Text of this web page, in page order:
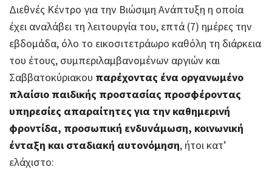
Διεθνές Κέντρο για την Βιώσιμη Ανάπτυξη η οποία
έχει αναλάβει τη λειτουργία του, επτά (7) ημέρες την
εβδομάδα, όλο το εικοσιτετράωρο καθόλη τη διάρκεια
του έτους, συμπεριλαμβανομένων αργιών και
Σαββατοκύριακου παρέχοντας ένα οργανωμένο
πλαίσιο παιδικής προστασίας προσφέροντας
υπηρεσίες απαραίτητες για την καθημερινή
φροντίδα, προσωπική ενδυνάμωση, κοινωνική
ένταξη και σταδιακή αυτονόμηση, ήτοι κατ’
ελάχιστο: